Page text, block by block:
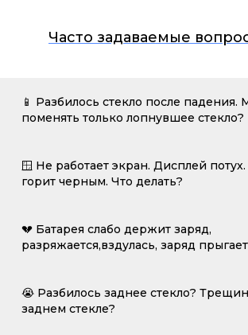
Часто задаваемые
📱 Разбилось стекло после
поменять только лопнувшее стекло?
🪟 Не работает экран. Дисплей
горит черным. Что делать?
💔 Батарея слабо держит заряд,
разряжается,вздулась, заряд
😭 Разбилось заднее стекло?
заднем стекле?